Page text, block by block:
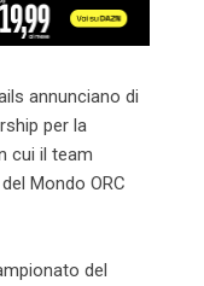
annunciano di
per la
cui il team
Mondo ORC
del